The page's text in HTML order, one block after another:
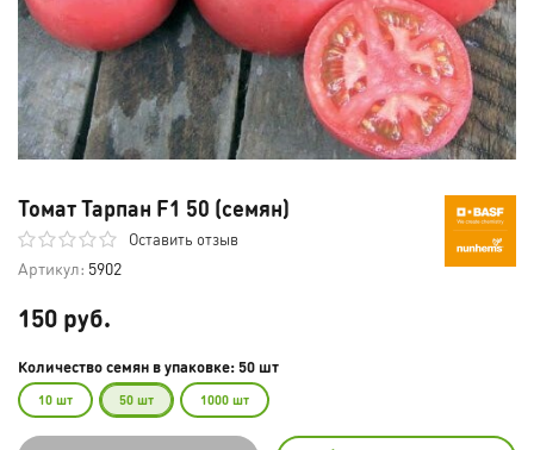
Томат Тарпан F1 50 (семян)
Оставить отзыв
Артикул: 5902
150 руб.
Количество семян в упаковке: 50 шт
10 шт 50 шт 1000 шт